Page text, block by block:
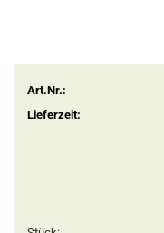
Art.Nr.:
Lieferzeit: